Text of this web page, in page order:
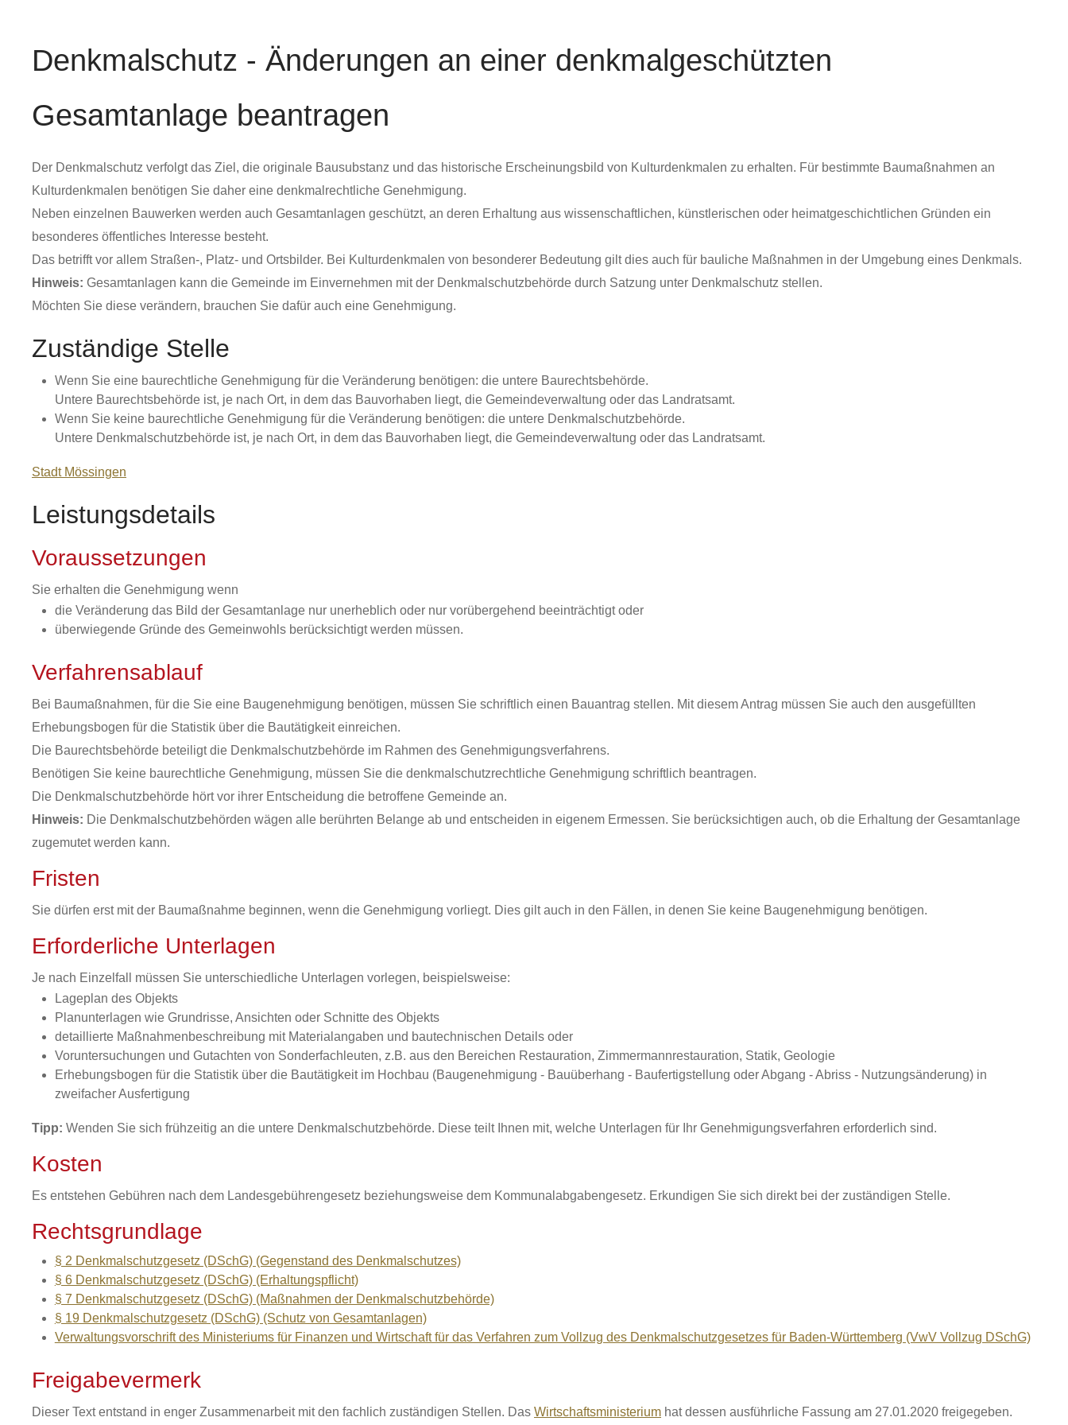
Denkmalschutz - Änderungen an einer denkmalgeschützten
Gesamtanlage beantragen
Der Denkmalschutz verfolgt das Ziel, die originale Bausubstanz und das historische Erscheinungsbild von Kulturdenkmalen zu erhalten. Für bestimmte Baumaßnahmen an
Kulturdenkmalen benötigen Sie daher eine denkmalrechtliche Genehmigung.
Neben einzelnen Bauwerken werden auch Gesamtanlagen geschützt, an deren Erhaltung aus wissenschaftlichen, künstlerischen oder heimatgeschichtlichen Gründen ein
besonderes öffentliches Interesse besteht.
Das betrifft vor allem Straßen-, Platz- und Ortsbilder. Bei Kulturdenkmalen von besonderer Bedeutung gilt dies auch für bauliche Maßnahmen in der Umgebung eines Denkmals.
Hinweis: Gesamtanlagen kann die Gemeinde im Einvernehmen mit der Denkmalschutzbehörde durch Satzung unter Denkmal schutz stellen.
Möchten Sie diese verändern, brauchen Sie dafür auch eine Genehmigung.
Zuständige Stelle
Wenn Sie eine baurechtliche Genehmigung für die Veränderung benötigen: die untere Baurechtsbehörde.
Untere Baurechtsbehörde ist, je nach Ort, in dem das Bauvorhaben liegt, die Gemeindeverwaltung oder das Landratsamt.
Wenn Sie keine baurechtliche Genehmigung für die Veränderung benötigen: die untere Denkmalschutzbehörde.
Untere Denkmalschutzbehörde ist, je nach Ort, in dem das Bauvorhaben liegt, die Gemeindeverwaltung oder das Landratsamt.
Stadt Mössingen
Leistungsdetails
Voraussetzungen
Sie erhalten die Genehmigung wenn
die Veränderung das Bild der Gesamtanlage nur unerheblich oder nur vorübergehend beeinträchtigt oder
überwiegende Gründe des Gemeinwohls berücksichtigt werden müssen.
Verfahrensablauf
Bei Baumaßnahmen, für die Sie eine Baugenehmigung benötigen, müssen Sie schriftlich einen Bauantrag stellen. Mit diesem Antrag müssen Sie auch den ausgefüllten
Erhebungsbogen für die Statistik über die Bautätigkeit einreichen.
Die Baurechtsbehörde beteiligt die Denkmalschutzbehörde im Rahmen des Genehmigungsverfahrens.
Benötigen Sie keine baurechtliche Genehmigung, müssen Sie die denkmalschutzrechtliche Genehmigung schriftlich beantragen.
Die Denkmalschutzbehörde hört vor ihrer Entscheidung die betroffene Gemeinde an.
Hinweis: Die Denkmalschutzbehörden wägen alle berührten Belange ab und entscheiden in eigenem Ermessen. Sie berücksichtigen auch, ob die Erhaltung der Gesamtanlage
zugemutet werden kann.
Fristen
Sie dürfen erst mit der Baumaßnahme beginnen, wenn die Genehmigung vorliegt. Dies gilt auch in den Fällen, in denen Sie keine Baugenehmigung benötigen.
Erforderliche Unterlagen
Je nach Einzelfall müssen Sie unterschiedliche Unterlagen vorlegen, beispielsweise:
Lageplan des Objekts
Planunterlagen wie Grundrisse, Ansichten oder Schnitte des Objekts
detaillierte Maßnahmenbeschreibung mit Materialangaben und bautechnischen Details oder
Voruntersuchungen und Gutachten von Sonderfachleuten, z.B. aus den Bereichen Restauration, Zimmermannrestauration, Statik, Geologie
Erhebungsbogen für die Statistik über die Bautätigkeit im Hochbau (Baugenehmigung - Bauüberhang - Baufertigstellung oder Abgang - Abriss - Nutzungsänderung) in
zweifacher Ausfertigung
Tipp: Wenden Sie sich frühzeitig an die untere Denkmalschutzbehörde. Diese teilt Ihnen mit, welche Unterlagen für Ihr Genehmigungsverfahren erforderlich sind.
Kosten
Es entstehen Gebühren nach dem Landesgebührengesetz beziehungsweise dem Kommunalabgabengesetz. Erkundigen Sie sich direkt bei der zuständigen Stelle.
Rechtsgrundlage
§ 2 Denkmalschutzgesetz (DSchG) (Gegenstand des Denkmalschutzes)
§ 6 Denkmalschutzgesetz (DSchG) (Erhaltungspflicht)
§ 7 Denkmalschutzgesetz (DSchG) (Maßnahmen der Denkmalschutzbehörde)
§ 19 Denkmalschutzgesetz (DSchG) (Schutz von Gesamtanlagen)
Verwaltungsvorschrift des Ministeriums für Finanzen und Wirtschaft für das Verfahren zum Vollzug des Denkmalschutzgesetzes für Baden-Württemberg (VwV Vollzug DSchG)
Freigabevermerk
Dieser Text entstand in enger Zusammenarbeit mit den fachlich zuständigen Stellen. Das Wirtschaftsministerium hat dessen ausführliche Fassung am 27.01.2020 freigegeben.